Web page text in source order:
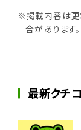
※掲載内容は更
合があります。
最新クチ